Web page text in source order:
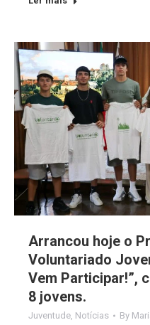
Arrancou hoje o
Voluntariado
Vem Participar!”,
8 jovens.
Juventude, Notícias By